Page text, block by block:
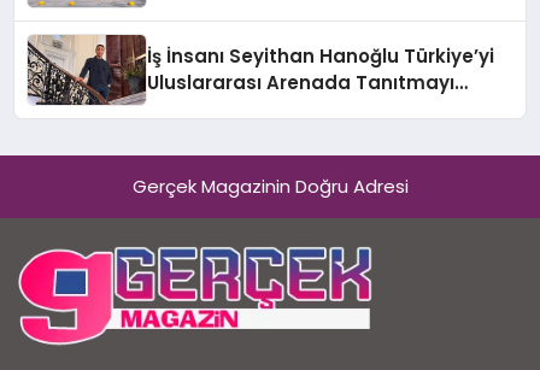
İş İnsanı Seyithan Hanoğlu Türkiye’yi
Uluslararası Arenada Tanıtmayı
Gerçek Magazinin Doğru Adresi